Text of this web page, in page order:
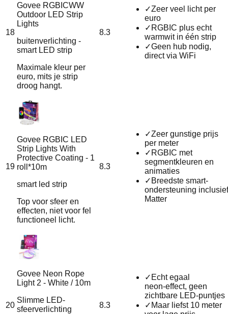
18
Govee RGBICWW
Outdoor LED Strip
Lights
buitenverlichting -
smart LED strip
Maximale kleur per
euro, mits je strip
droog hangt.
8.3
✓Zeer veel licht per
euro
✓ RGBIC plus echt
warmwit in één strip
✓Geen hub nodig,
direct via WiFi
19
Govee RGBIC LED
Strip Lights With
Protective Coating - 1
roll*10m
smart led strip
Top voor sfeer en
effecten, niet voor fel
functioneel licht.
8.3
✓Zeer gunstige prijs
per meter
✓ RGBIC met
segmentkleuren en
animaties
✓ Breedste smart-
ondersteuning inclusief
Matter
20
Govee Neon Rope
Light 2 - White / 10m
Slimme LED-
sfeerverlichting
8.3
✓ Echt egaal
neon‑effect, geen
zichtbare LED-puntjes
✓ Maar liefst 10 meter